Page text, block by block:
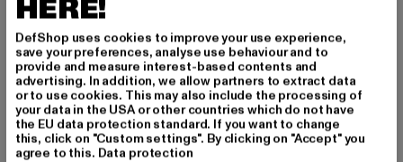
Kat.: Hoodies
Farbe: schwarz
Hersteller Farbe: black
Materialzusammensetzung: 100% Baumwolle
Art.Nr: SENSE625-00007
Hersteller: TB International GmbH |info@tbint.de
HERE!
DefShop uses cookies to improve your use experience,
save your preferences, analyse use behaviour and to
provide and measure interest-based contents and
advertising. In addition, we allow partners to extract data
or to use cookies. This may also include the processing of
your data in the USA or other countries which do not have
the EU data protection standard. If you want to change
this, click on "Custom settings". By clicking on "Accept" you
agree to this. Data protection